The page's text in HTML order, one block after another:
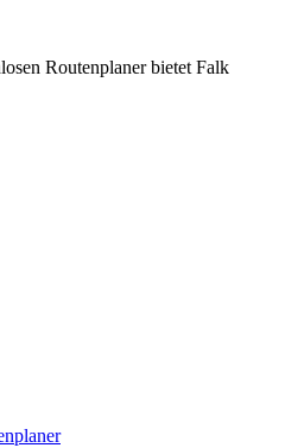
Routenplaner bietet Falk